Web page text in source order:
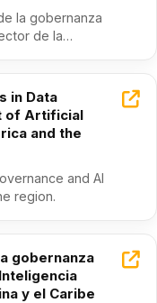
la gobernanza
de la…
in Data
of Artificial
and the
and AI
region.
gobernanza
y el Caribe